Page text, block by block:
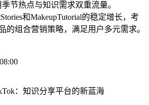
节热点与知识需求双重流量。
和MakeupTutorial的稳定增长，考
的组合营销策略，满足用户多元需求。
：知识分享平台的新蓝海